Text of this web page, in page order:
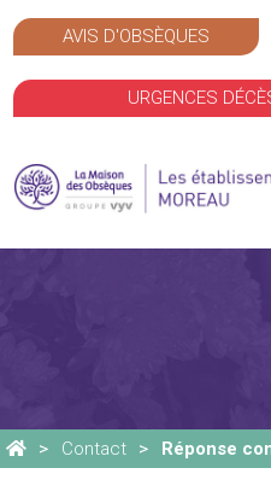
AVIS D'OBSÈQUES
URGENCES
Contact Réponse